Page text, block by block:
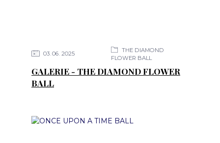
03 06 2025
THE DIAMOND
FLOWER BALL
GALERIE - THE DIAMOND FLOWER
BALL